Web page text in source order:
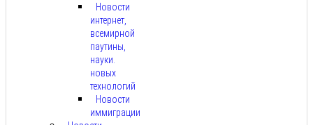
Новости
интернет,
всемирной
паутины,
науки.
новых
технологий
Новости
иммиграции